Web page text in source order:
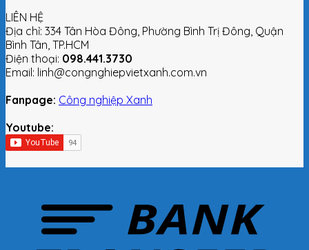
LIÊN HỆ
Địa chỉ: 334 Tân Hòa Đông, Phường Bình Trị Đông, Quận
Bình Tân, TP.HCM
Điện thoại: 098.441.3730
Email: linh@congnghiepvietxanh.com.vn
Fanpage: Công nghiệp Xanh
Youtube: